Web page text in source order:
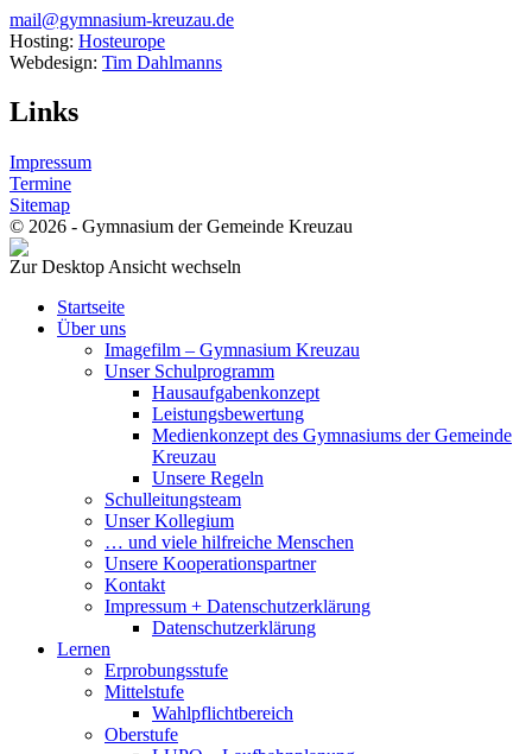
mail@gymnasium-kreuzau.de
Hosting: Hosteurope
Webdesign: Tim Dahlmanns
Links
Impressum
Termine
Sitemap
© 2026 - Gymnasium der Gemeinde Kreuzau
Zur Desktop Ansicht wechseln
Startseite
Über uns
Imagefilm – Gymnasium Kreuzau
Unser Schulprogramm
Hausaufgabenkonzept
Leistungsbewertung
Medienkonzept des Gymnasiums der Gemeinde
Kreuzau
Unsere Regeln
Schulleitungsteam
Unser Kollegium
… und viele hilfreiche Menschen
Unsere Kooperationspartner
Kontakt
Impressum + Datenschutzerklärung
Datenschutzerklärung
Lernen
Erprobungsstufe
Mittelstufe
Wahlpflichtbereich
Oberstufe